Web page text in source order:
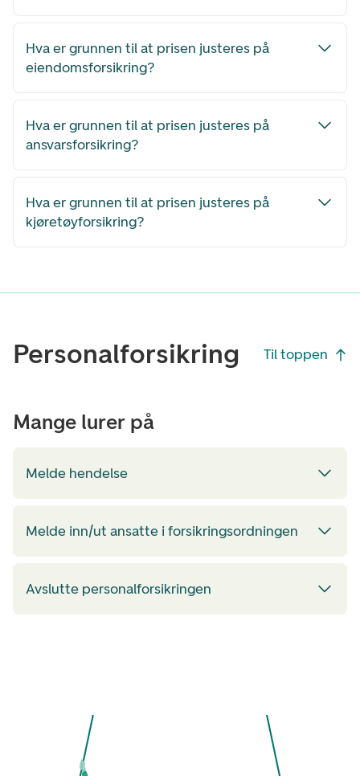
Hva er grunnen til at prisen justeres på
eiendomsforsikring?
Hva er grunnen til at prisen justeres på
ansvarsforsikring?
Hva er grunnen til at prisen justeres på
kjøretøyforsikring?
personalforsikring Til toppen
Mange lurer på
Melde hendelse
Melde inn/ut ansatte i forsikringsordningen
Avslutte personalforsikringen